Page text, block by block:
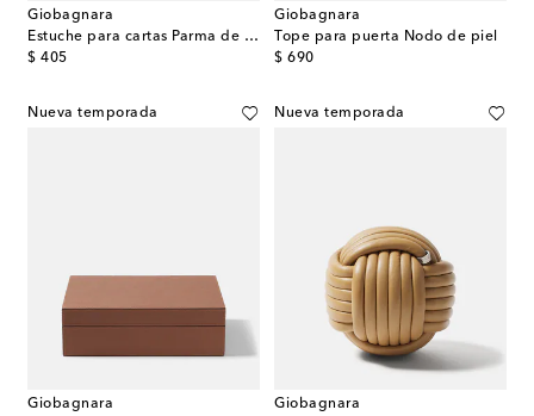
Giobagnara
Estuche para cartas Parma de piel
$ 405
original price
Giobagnara
Tope para puerta Nodo de piel
$ 690
original price
Nueva temporada
Giobagnara
Nueva temporada
Giobagnara